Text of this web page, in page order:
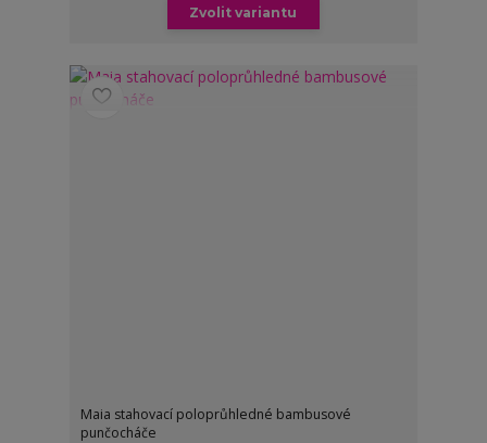
Zvolit variantu
Maia stahovací poloprůhledné bambusové
punčocháče